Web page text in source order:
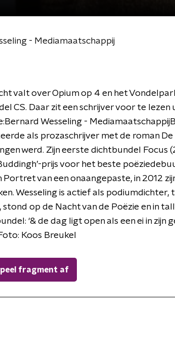
- Mediamaatschappij
valt over Opium op 4 en het
CS. Daar zit een schrijver voor te lezen
Wesseling -
als prozaschrijver met de roman
werd. Zijn eerste dichtbundel Focus
prijs voor het beste
Portret van een onaangepaste, in 2012
Wesseling is actief als podiumdichter,
stond op de Nacht van de Poëzie en in
‘& de dag ligt open als een ei in zijn
Koos Breukel
fragment af